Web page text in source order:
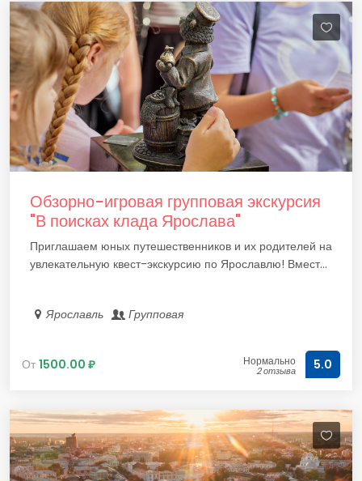
Обзорно-игровая групповая экскурсия
"В поисках клада Ярослава"
Приглашаем юных путешественников и их родителей на
увлекательную квест-экскурсию по Ярославлю! Вмест...
Ярославль Групповая
От 1500.00 ₽ Нормально
2 отзыва 5.0